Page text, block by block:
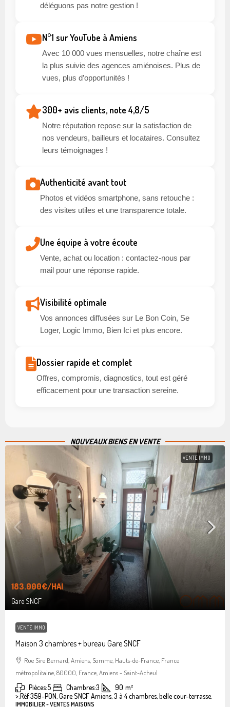
déléguons pas notre gestion !
N°1 sur YouTube à Amiens
Avec 10 000 vues mensuelles, notre chaîne est
la plus suivie des agences amiénoises. Plus de
vues, plus d’opportunités !
300+ avis clients, note 4,8/5
Notre réputation repose sur la satisfaction de
nos vendeurs, bailleurs et locataires. Consultez
leurs témoignages !
Authenticité avant tout
Photos et vidéos smartphone, sans retouche :
des visites utiles et une transparence totale.
Une équipe à votre écoute
Vente, achat ou location : contactez-nous par
mail pour une réponse rapide.
Visibilité optimale
Vos annonces diffusées sur Le Bon Coin, Se
Loger, Logic Immo, Bien Ici et plus encore.
Dossier rapide et complet
Offres, compromis, diagnostics, tout est géré
efficacement pour une transaction sereine.
NOUVEAUX BIENS EN VENTE
VENTE IMMO
183.000€/HAI
Gare SNCF
VENTE IMMO
Maison 3 chambres + bureau Gare SNCF
Rue Sire Bernard, Amiens, Somme, Hauts-de-France, France
métropolitaine, 80000, France, Amiens - Saint-Acheul
Pièces:5 Chambres:3 90 m²
>:Réf 359-PON, Gare SNCF Amiens, 3 à 4 chambres, belle cour-terrasse.
IMMOBILIER - VENTES MAISONS